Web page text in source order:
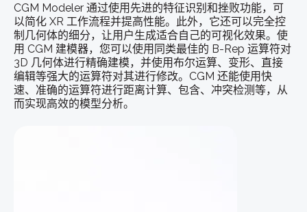
CGM Modeler 通过使用先进的特征识别和挫败功能，可
以简化 XR 工作流程并提高性能。此外，它还可以完全控
制几何体的细分，让用户生成适合自己的可视化效果。使
用 CGM 建模器，您可以使用同类最佳的 B-Rep 运算符对
3D 几何体进行精确建模，并使用布尔运算、变形、直接
编辑等强大的运算符对其进行修改。CGM 还能使用快
速、准确的运算符进行距离计算、包含、冲突检测等，从
而实现高效的模型分析。